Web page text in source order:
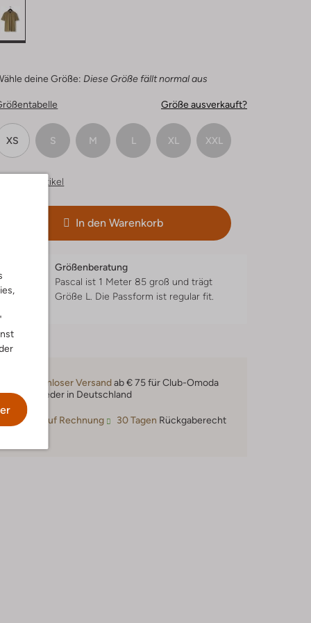
deine Größe: Diese Größe fällt normal aus
Größe ausverkauft?
XS S M L XL XXL
Ähnliche Artikel
In den Warenkorb
Größenberatung
Pascal ist 1 Meter 85 groß und trägt
Größe L. Die Passform ist regular fit.
Kostenloser Versandab € 75 für Club-Omoda
Mitglieder in Deutschland
Kauf auf Rechnung 30 Tagen Rückgaberecht